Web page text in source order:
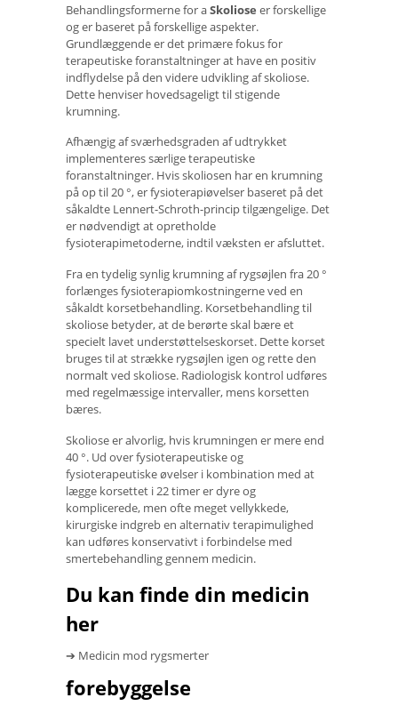
Behandlingsformerne for aSkoliose er forskellige
og er baseret på forskellige aspekter.
Grundlæggende er det primære fokus for
terapeutiske foranstaltninger at have en positiv
indflydelse på den videre udvikling af skoliose.
Dette henviser hovedsageligt til stigende
krumning.
Afhængig af sværhedsgraden af ​​udtrykket
implementeres særlige terapeutiske
foranstaltninger. Hvis skoliosen har en krumning
på op til 20 °, er fysioterapiøvelser baseret på det
såkaldte Lennert-Schroth-princip tilgængelige. Det
er nødvendigt at opretholde
fysioterapimetoderne, indtil væksten er afsluttet.
Fra en tydelig synlig krumning af rygsøjlen fra 20 °
forlænges fysioterapiomkostningerne ved en
såkaldt korsetbehandling. Korsetbehandling til
skoliose betyder, at de berørte skal bære et
specielt lavet understøttelseskorset. Dette korset
bruges til at strække rygsøjlen igen og rette den
normalt ved skoliose. Radiologisk kontrol udføres
med regelmæssige intervaller, mens korsetten
bæres.
Skoliose er alvorlig, hvis krumningen er mere end
40 °. Ud over fysioterapeutiske og
fysioterapeutiske øvelser i kombination med at
lægge korsettet i 22 timer er dyre og
komplicerede, men ofte meget vellykkede,
kirurgiske indgreb en alternativ terapimulighed
kan udføres konservativt i forbindelse med
smertebehandling gennem medicin.
Du kan finde din medicin
her
➔ Medicin mod rygsmerter
forebyggelse